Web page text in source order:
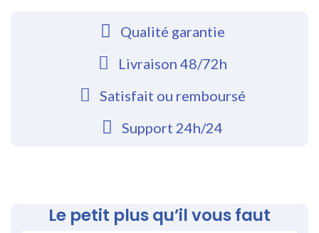
Qualité garantie
Livraison 48/72h
Satisfait ou remboursé
Support 24h/24
Le petit plus qu’il vous faut